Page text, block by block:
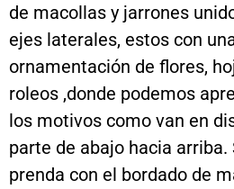
de macollas y jarrones
ejes laterales, estos con
ornamentación de flores,
roleos ,donde podemos
los motivos como van en
parte de abajo hacia arriba.
prenda con el bordado de